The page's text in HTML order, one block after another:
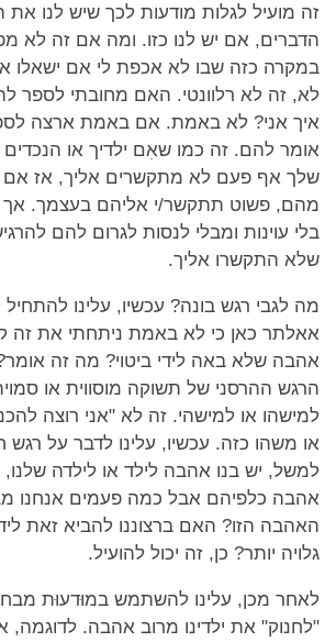
זה מועיל לגלות מודעות לכך שיש לנו את
הדברים, אם יש לנו כזו. ומה אם זה לא
במקרה כזה שבו לא אכפת לי אם ישאלו
לא, זה לא רלוונטי. האם מחובתי לספר
איך אני? לא באמת. אם באמת ארצה
אומר להם. זה כמו שאִם ילדיך או הנכדים
שלך אף פעם לא מתקשרים אליך, אז אם
מהם, פשוט תתקשר/י אליהם בעצמך. אך
בלי עוינות ומבלי לנסות לגרום להם
שלא התקשרו אליך.
מה לגבי רגש בונה? עכשיו, עלינו
אאלתר כאן כי לא באמת ניתחתי את זה
אהבה שלא באה לידי ביטוי? מה זה
הרגש ההרסני של תשוקה מוסווית או
למישהו או למישהי. זה לא "אני רוצה
או משהו כזה. עכשיו, עלינו לדבר על רגש
למשל, יש בנו אהבה לילד או לילדה שלנו,
אהבה כלפיהם אבל כמה פעמים אנחנו
האהבה הזו? האם ברצוננו להביא זאת
גלויה יותר? כן, זה יכול להועיל.
לאחר מכן, עלינו להשתמש במוּדעוּת
"לחנוק" את ילדינו מרוב אהבה. לדוגמה,